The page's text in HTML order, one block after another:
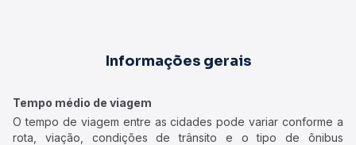
Informações gerais
Tempo médio de viagem
O tempo de viagem entre as cidades pode variar conforme a
rota, viação, condições de trânsito e o tipo de ônibus